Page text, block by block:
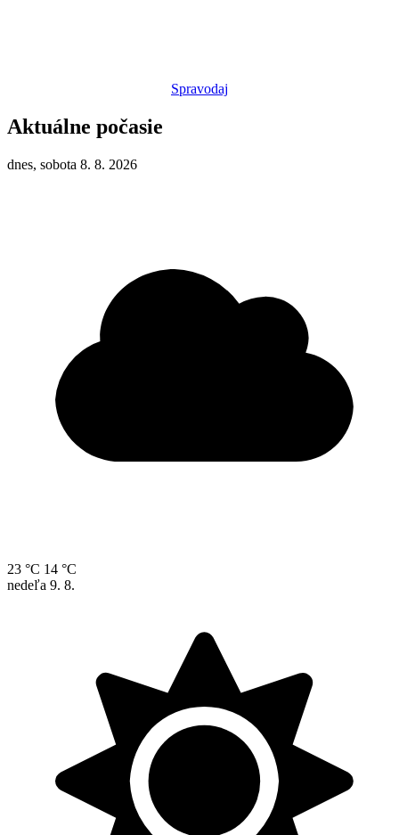
Spravodaj
Aktuálne počasie
dnes, sobota 8. 8. 2026
23 °C 14 °C
nedeľa 9. 8.